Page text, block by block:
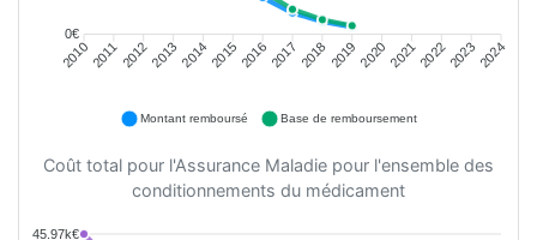
0€
20102011201220132014201520162017 2018 201920202021202220232024
Montant remboursé Base de remboursement
Coût total pour l'Assurance Maladie pour l'ensemble des
conditionnements du médicament
45.97k€